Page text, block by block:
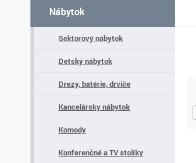
Nábytok
Sektorový nábytok
Detský nábytok
Drezy, batérie, drviče
Kancelársky nábytok
Komody
Konferenčné a TV stolíky